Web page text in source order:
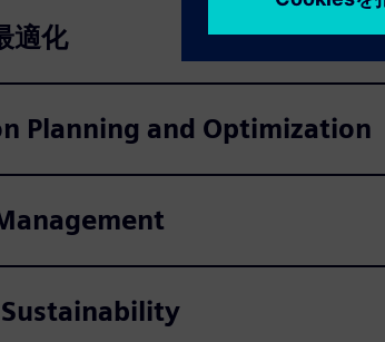
適化
Planning and Optimization